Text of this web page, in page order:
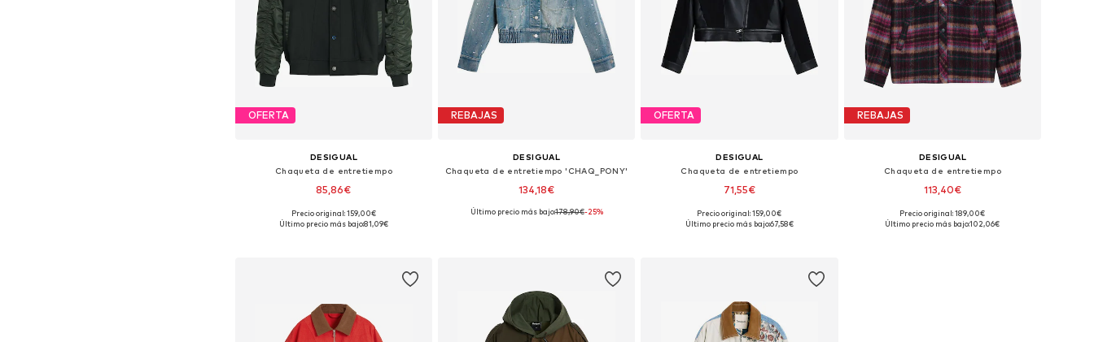
OFERTA
DESIGUAL
Chaqueta de entretiempo
85,86€
Tallas disponibles: S, M, XL
Precio original: 159,00€
Último precio más bajo:81,09€
REBAJAS
DESIGUAL
Chaqueta de entretiempo 'CHAQ_PONY'
134,18€
Tallas disponibles: XS, S, M, L
Último precio más bajo:178,90€-25%
OFERTA
DESIGUAL
Chaqueta de entretiempo
71,55€
Tallas disponibles: S, M, L
Precio original: 159,00€
Último precio más bajo:67,58€
REBAJAS
DESIGUAL
Chaqueta de entretiempo
113,40€
Tallas disponibles: S, M, XL
Precio original: 189,00€
Último precio más bajo:102,06€